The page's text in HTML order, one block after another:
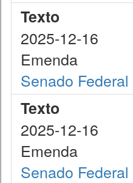
Texto
2025-12-16
Emenda
Senado Federal
Texto
2025-12-16
Emenda
Senado Federal